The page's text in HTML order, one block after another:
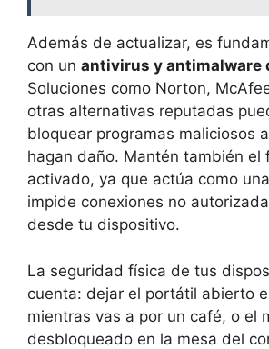
Además de actualizar, es
con un antivirus y antimalware
Soluciones como Norton,
otras alternativas reputadas
bloquear programas maliciosos
hagan daño. Mantén también el
activado, ya que actúa como
impide conexiones no
desde tu dispositivo.
La seguridad física de tus
cuenta: dejar el portátil abierto
mientras vas a por un café, o el
desbloqueado en la mesa del